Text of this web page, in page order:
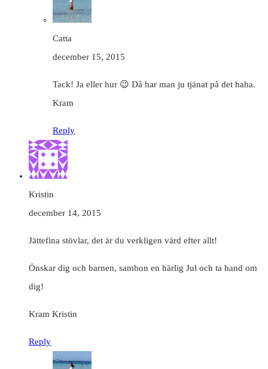
Catta
december 15, 2015
Tack! Ja eller hur 😉 Då har man ju tjänat på det haha.
Kram
Reply
Kristin
december 14, 2015
Jättefina stövlar, det är du verkligen värd efter allt!
Önskar dig och barnen, sambon en härlig Jul och ta hand om
dig!
Kram Kristin
Reply